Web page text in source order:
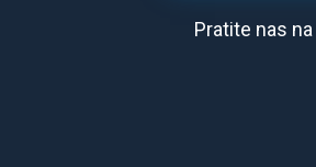
Pratite nas